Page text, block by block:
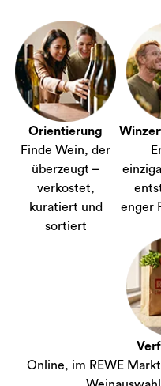
Orientierung
Finde Wein, der
überzeugt –
verkostet,
kuratiert und
sortiert
enger
Online, im REWE